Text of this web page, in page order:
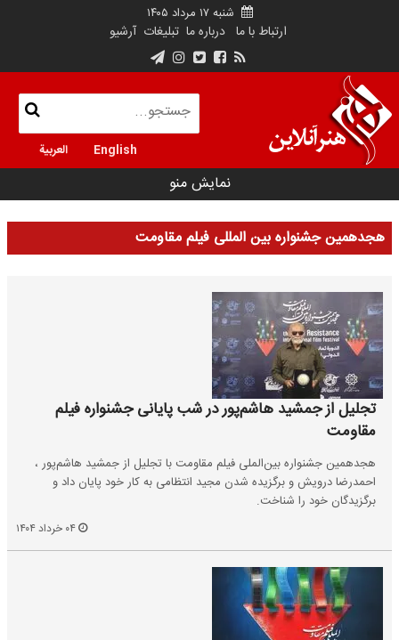
شنبه ۱۷ مرداد ۱۴۰۵
ارتباط با ما درباره ما تبلیغات آرشیو
English العربية
نمایش منو
هجدهمین جشنواره بین المللی فیلم مقاومت
تجلیل از جمشید هاشم‌پور در شب پایانی جشنواره فیلم
مقاومت
هجدهمین جشنواره بین‌الملی فیلم‌ مقاومت با تجلیل از جمشید هاشم‌پور ،
احمدرضا درویش و برگزیده شدن مجید انتظامی به کار خود پایان داد و
برگزیدگان خود را شناخت.